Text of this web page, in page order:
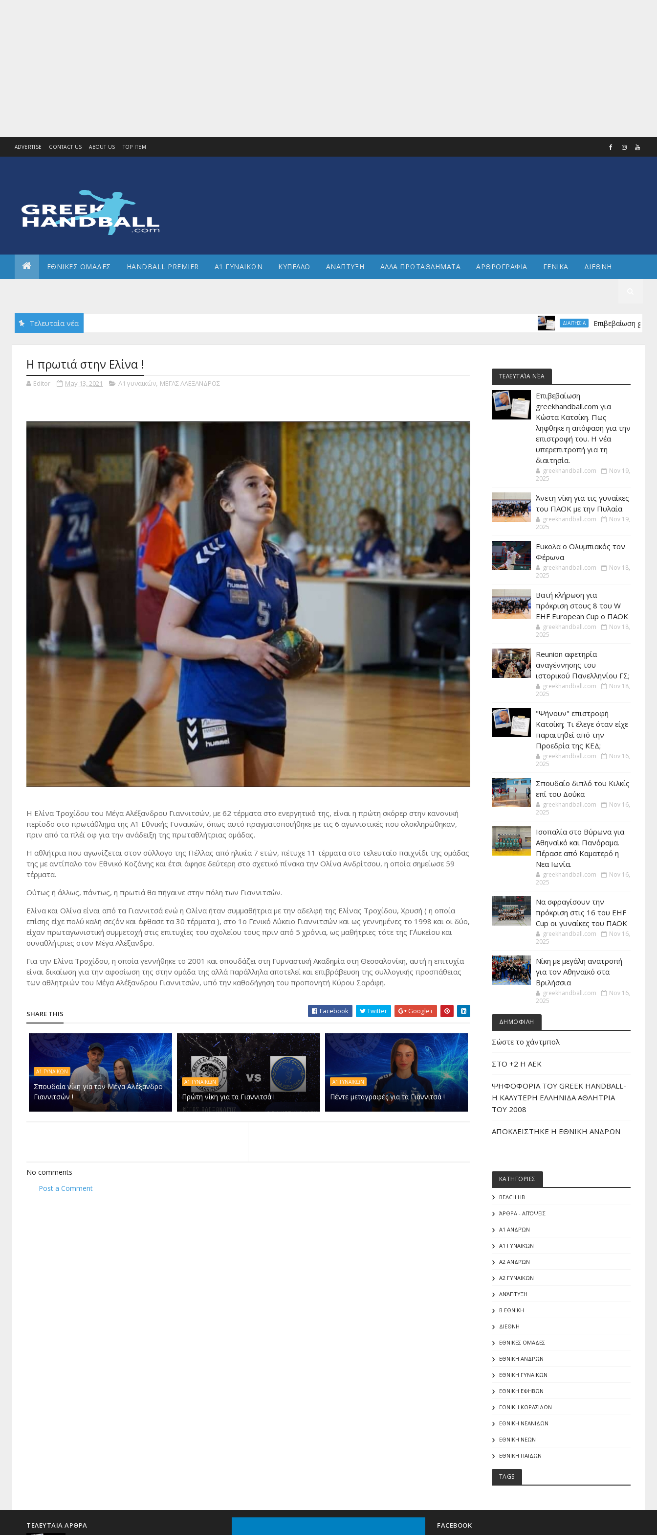
ADVERTISE CONTACT US ABOUT US TOP ITEM
ΕΘΝΙΚΕΣ ΟΜΑΔΕΣ HANDBALL PREMIER Α1 ΓΥΝΑΙΚΩΝ ΚΥΠΕΛΛΟ ΑΝΑΠΤΥΞΗ ΑΛΛΑ ΠΡΩΤΑΘΛΗΜΑΤΑ ΑΡΘΡΟΓΡΑΦΙΑ ΓΕΝΙΚΑ ΔΙΕΘΝΗ
Τελευταία νέα ΔΙΑΙΤΗΣΙΑ Επιβεβαίωση
Η πρωτιά στην Ελίνα !
Editor May 13, 2021 Α1 γυναικών, ΜΕΓΑΣ ΑΛΕΞΑΝΔΡΟΣ
Η Ελίνα Τροχίδου του Μέγα Αλέξανδρου Γιαννιτσών, με 62 τέρματα στο ενεργητικό της, είναι η πρώτη σκόρερ στην κανονική
περίοδο στο πρωτάθλημα της Α1 Εθνικής Γυναικών, όπως αυτό πραγματοποιήθηκε με τις 6 αγωνιστικές που ολοκληρώθηκαν,
πριν από τα πλέϊ οφ για την ανάδειξη της πρωταθλήτριας ομάδας.
Η αθλήτρια που αγωνίζεται στον σύλλογο της Πέλλας από ηλικία 7 ετών, πέτυχε 11 τέρματα στο τελευταίο παιχνίδι της ομάδας
της με αντίπαλο τον Εθνικό Κοζάνης και έτσι άφησε δεύτερη στο σχετικό πίνακα την Ολίνα Ανδρίτσου, η οποία σημείωσε 59
τέρματα.
Ούτως ή άλλως, πάντως, η πρωτιά θα πήγαινε στην πόλη των Γιαννιτσών.
Ελίνα και Ολίνα είναι από τα Γιαννιτσά ενώ η Ολίνα ήταν συμμαθήτρια με την αδελφή της Ελίνας Τροχίδου, Χρυσή ( η οποία
επίσης είχε πολύ καλή σεζόν και έφθασε τα 30 τέρματα ), στο 1ο Γενικό Λύκειο Γιαννιτσών και ως γεννημένες το 1998 και οι δύο,
είχαν πρωταγωνιστική συμμετοχή στις επιτυχίες του σχολείου τους πριν από 5 χρόνια, ως μαθήτριες τότε της Γ΄Λυκείου και
συναθλήτριες στον Μέγα Αλέξανδρο.
Για την Ελίνα Τροχίδου, η οποία γεννήθηκε το 2001 και σπουδάζει στη Γυμναστική Ακαδημία στη Θεσσαλονίκη, αυτή η επιτυχία
είναι δικαίωση για την αφοσίωση της στην ομάδα της αλλά παράλληλα αποτελεί και επιβράβευση της συλλογικής προσπάθειας
των αθλητριών του Μέγα Αλέξανδρου Γιαννιτσών, υπό την καθοδήγηση του προπονητή Κύρου Σαράφη.
SHARE THIS Facebook Twitter Google+
Α1 ΓΥΝΑΙΚΩΝ
Σπουδαία νίκη για τον Μέγα Αλέξανδρο
Γιαννιτσών !
Α1 ΓΥΝΑΙΚΩΝ
Πρώτη νίκη για τα Γιαννιτσά !
Α1 ΓΥΝΑΙΚΏΝ
Πέντε μεταγραφές για τα Γιαννιτσά !
No comments
Post a Comment
ΤΕΛΕΥΤΑΊΑ ΝΈΑ
Επιβεβαίωση
greekhandball.com για
Κώστα Κατσίκη. Πως
ληφθηκε η απόφαση για την
επιστροφή του. Η νέα
υπερεπιτροπή για τη
διαιτησία.
greekhandball.com
Nov 19,
2025
Άνετη νίκη για τις γυναίκες
του ΠΑΟΚ με την Πυλαία
greekhandball.com
Nov 19,
2025
Ευκολα ο Ολυμπιακός τον
Φέρωνα
greekhandball.com
Nov 18,
2025
Βατή κλήρωση για
πρόκριση στους 8 του W
EHF European Cup ο ΠΑΟΚ
greekhandball.com
Nov 18,
2025
Reunion αφετηρία
αναγέννησης του
ιστορικού Πανελληνίου ΓΣ;
greekhandball.com
Nov 18,
2025
"Ψήνουν" επιστροφή
Κατσίκη; Τι έλεγε όταν είχε
παραιτηθεί από την
Προεδρία της ΚΕΔ;
greekhandball.com
Nov 16,
2025
Σπουδαίο διπλό του Κιλκίς
επί του Δούκα
greekhandball.com
Nov 16,
2025
Ισοπαλία στο Βύρωνα για
Αθηναϊκό και Πανόραμα.
Πέρασε από Καματερό η
Νεα Ιωνία.
greekhandball.com
Nov 16,
2025
Να σφραγίσουν την
πρόκριση στις 16 του EHF
Cup οι γυναίκες του ΠΑΟΚ
greekhandball.com
Nov 16,
2025
Νίκη με μεγάλη ανατροπή
για τον Αθηναϊκό στα
Βριλήσσια
greekhandball.com
Nov 16,
2025
ΔΗΜΟΦΙΛΗ
Σώστε το χάντμπολ
ΣΤΟ +2 Η ΑΕΚ
ΨΗΦΟΦΟΡΙΑ ΤΟΥ GREEK HANDBALL-
H ΚΑΛΥΤΕΡΗ ΕΛΛΗΝΙΔΑ ΑΘΛΗΤΡΙΑ
ΤΟΥ 2008
ΑΠΟΚΛΕΙΣΤΗΚΕ Η ΕΘΝΙΚΗ ΑΝΔΡΩΝ
ΚΑΤΗΓΟΡΙΕΣ
BEACH HB
ΆΡΘΡΑ - ΑΠΌΨΕΙΣ
Α1 ΑΝΔΡΏΝ
Α1 ΓΥΝΑΙΚΏΝ
Α2 ΑΝΔΡΏΝ
Α2 ΓΥΝΑΙΚΩΝ
ΑΝΆΠΤΥΞΗ
Β ΕΘΝΙΚΗ
ΔΙΕΘΝΗ
ΕΘΝΙΚΕΣ ΟΜΑΔΕΣ
ΕΘΝΙΚΗ ΑΝΔΡΩΝ
ΕΘΝΙΚΗ ΓΥΝΑΙΚΩΝ
ΕΘΝΙΚΗ ΕΦΗΒΩΝ
ΕΘΝΙΚΗ ΚΟΡΑΣΙΔΩΝ
ΕΘΝΙΚΗ ΝΕΑΝΙΔΩΝ
ΕΘΝΙΚΗ ΝΕΩΝ
ΕΘΝΙΚΗ ΠΑΙΔΩΝ
TAGS
ΤΕΛΕΥΤΑΙΑ ΑΡΘΡΑ FACEBOOK